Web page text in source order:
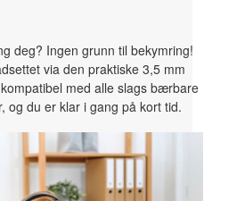
deg? Ingen grunn til bekymring!
via den praktiske 3,5 mm
med alle slags bærbare
og du er klar i gang på kort tid.